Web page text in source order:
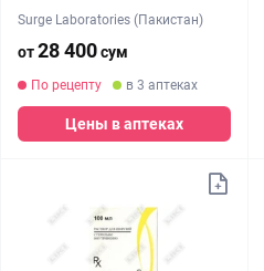
Surge Laboratories (Пакистан)
от28 400сум
По рецепту в 3 аптеках
Цены в аптеках